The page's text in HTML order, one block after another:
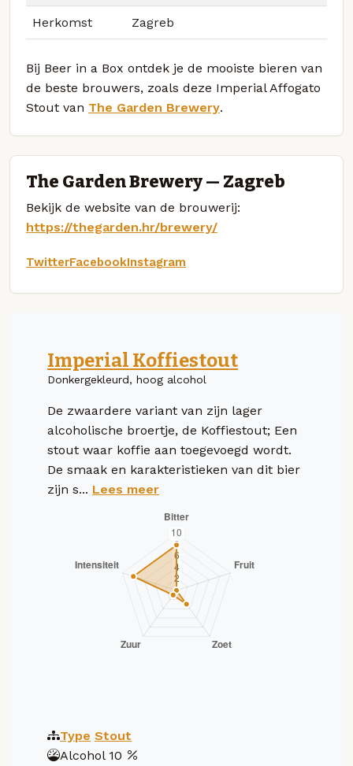
Herkomst Zagreb
Bij Beer in a Box ontdek je de mooiste bieren van
de beste brouwers, zoals deze Imperial Affogato
Stout van The Garden Brewery.
The Garden Brewery — Zagreb
Bekijk de website van de brouwerij:
https://thegarden.hr/brewery/
TwitterFacebookInstagram
Imperial Koffiestout
Donkergekleurd, hoog alcohol
De zwaardere variant van zijn lager
alcoholische broertje, de Koffiestout; Een
stout waar koffie aan toegevoegd wordt.
De smaak en karakteristieken van dit bier
zijn s... Lees meer
Type Stout
Alcohol 10